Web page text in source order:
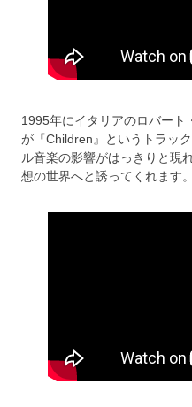
1995年にイタリアのロバート
が『Children』というトラッ
ル音楽の影響がはっきりと現
想の世界へと誘ってくれます。